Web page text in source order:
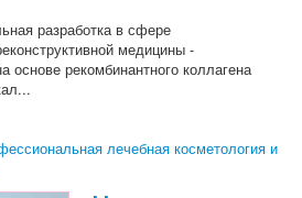
разработка в сфере
медицины -
основе рекомбинантного коллагена
лечебная косметология и